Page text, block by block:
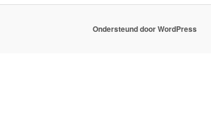
Ondersteund door WordPress